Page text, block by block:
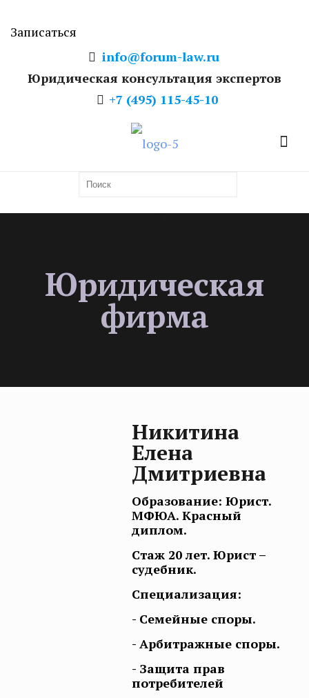
Записаться
info@forum-law.ru
Юридическая консультация экспертов
+7 (495) 115-45-10
Юридическая
фирма
Никитина
Елена
Дмитриевна
Образование: Юрист.
МФЮА. Красный
диплом.
Стаж 20 лет. Юрист –
судебник.
Специализация:
- Семейные споры.
- Арбитражные споры.
- Защита прав
потребителей